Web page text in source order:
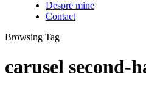
Despre mine
Contact
Browsing Tag
carusel second-